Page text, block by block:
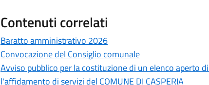
Contenuti correlati
Baratto amministrativo 2026
Convocazione del Consiglio comunale
Avviso pubblico per la costituzione di un elenco aperto di
l'affidamento di servizi del COMUNE DI CASPERIA